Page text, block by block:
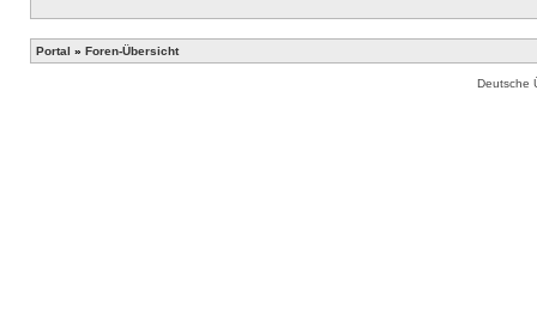
Portal » Foren-Übersicht
Deutsche